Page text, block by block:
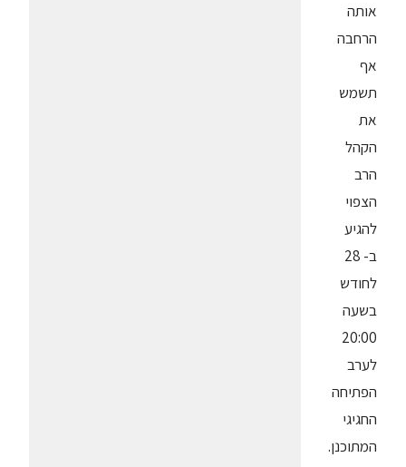
אותה
הרחבה
אף
תשמש
את
הקהל
הרב
הצפוי
להגיע
ב- 28
לחודש
בשעה
20:00
לערב
הפתיחה
החגיגי
המתוכנן.